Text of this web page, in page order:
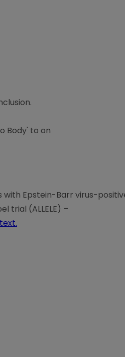
Body' to on
Epstein-Barr virus-
trial (ALLELE) –